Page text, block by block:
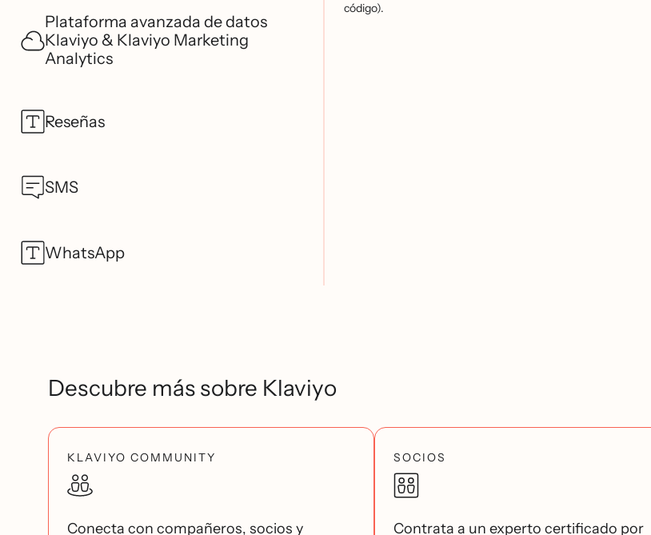
Plataforma avanzada de datos
Klaviyo & Klaviyo Marketing
Analytics
Reseñas
SMS
WhatsApp
código).
Descubre más sobre Klaviyo
KLAVIYO COMMUNITY
Conecta con compañeros, socios y
SOCIOS
Contrata a un experto certificado por